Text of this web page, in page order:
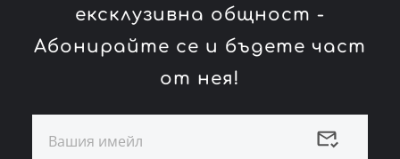
ексклузивна общност -
Абонирайте се и бъдете част
от нея!